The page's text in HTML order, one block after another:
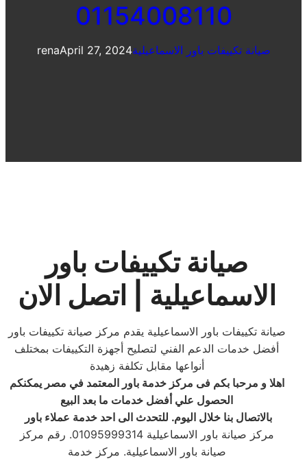
01154008110
renaApril 27, 2024صيانة تكييفات باور الاسماعيلية
صيانة تكييفات باور
الاسماعيلية | اتصل الان
صيانة تكييفات باور الاسماعيلية يقدم مركز صيانة تكييفات باور
أفضل خدمات الدعم الفني لتصليح أجهزة التكييفات بمختلف
أنواعها مقابل تكلفة زهيدة
اهلا و مرحبا بكم فى مركز خدمةباور المعتمد في مصر يمكنكم
الحصول علي أفضل خدمات ما بعد البيع
بالاتصال بنا خلال اليوم. للتحدث الى احد خدمة عملاءباور
مركز صيانة باور الاسماعيلية‏ 01095999314. رقم مركز
صيانة باور الاسماعيلية‏. مركز خدمة